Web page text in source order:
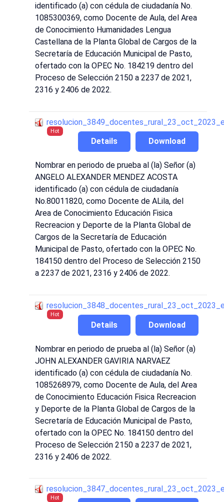
identificado (a) con cédula de ciudadanía No.
1085300369, como Docente de Aula, del Area
de Conocimiento Humanidades Lengua
Castellana de la Planta Global de Cargos de la
Secretaría de Educación Municipal de Pasto,
ofertado con la OPEC No. 184219 dentro del
Proceso de Selección 2150 a 2237 de 2021,
2316 y 2406 de 2022.
Hot
Download
Details
Nombrar en periodo de prueba al (la) Señor (a)
ANGELO ALEXANDER MENDEZ ACOSTA
identificado (a) con cédula de ciudadanía
No.80011820, como Docente de ALila, del
Area de Conocimiento Educación Fisica
Recreacion y Deporte de la Planta Global de
Cargos de la Secretaría de Educación
Municipal de Pasto, ofertado con la OPEC No.
184150 dentro del Proceso de Selección 2150
a 2237 de 2021, 2316 y 2406 de 2022.
Hot
Download
Details
Nombrar en periodo de prueba al (la) Señor (a)
JOHN ALEXANDER GAVIRIA NARVAEZ
identificado (a) con cédula de ciudadanía No.
1085268979, como Docente de Aula, del Area
de Conocimiento Educación Fisica Recreacion
y Deporte de la Planta Global de Cargos de la
Secretaría de Educación Municipal de Pasto,
ofertado con la OPEC No. 184150 dentro del
Proceso de Selección 2150 a 2237 de 2021,
2316 y 2406 de 2022.
Hot